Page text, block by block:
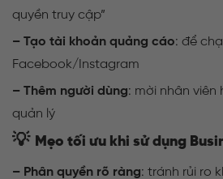
quyền truy cập”
– Tạo tài khoản quảng cáo: để
Facebook/Instagram
– Thêm người dùng: mời nhân
quản lý
💡 Mẹo tối ưu khi sử dụng
– Phân quyền rõ ràng: tránh rủi ro